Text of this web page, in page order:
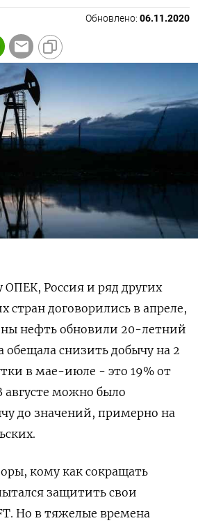
Обновлено: 06.11.2020
ОПЕК, Россия и ряд других
договорились в апреле,
нефть обновили 20-летний
снизить добычу на 2
в мае-июле - это 19% от
августе можно было
до значений, примерно на
кому как сокращать
защитить свои
Но в тяжелые времена